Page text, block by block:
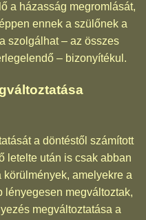
a házasság megromlását,
ennek a szülőnek a
szolgálhat – az összes
– bizonyítékul.
a döntéstől számított
letelte után is csak abban
amelyekre a
lényegesen megváltoztak,
megváltoztatása a